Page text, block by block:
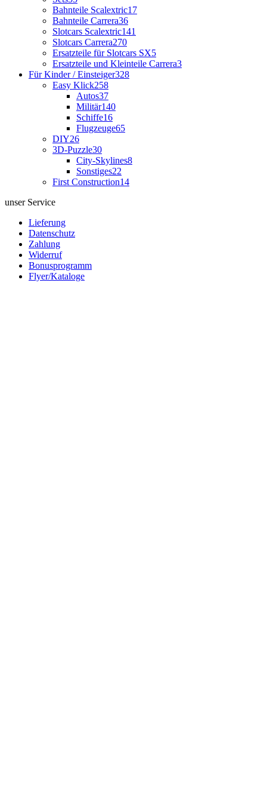
Bahnteile Scalextric17
Bahnteile Carrera36
Slotcars Scalextric141
Slotcars Carrera270
Ersatzteile für Slotcars SX5
Ersatzteile und Kleinteile Carrera3
Für Kinder / Einsteiger328
Easy Klick258
Autos37
Militär140
Schiffe16
Flugzeuge65
DIY26
3D-Puzzle30
City-Skylines8
Sonstiges22
First Construction14
unser Service
Lieferung
Datenschutz
Zahlung
Widerruf
Bonusprogramm
Flyer/Kataloge